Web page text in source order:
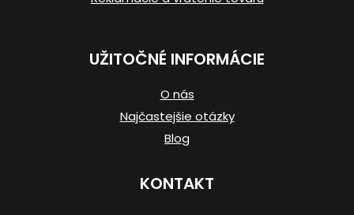
UŽITOČNÉ INFORMÁCIE
O nás
Najčastejšie otázky
Blog
KONTAKT